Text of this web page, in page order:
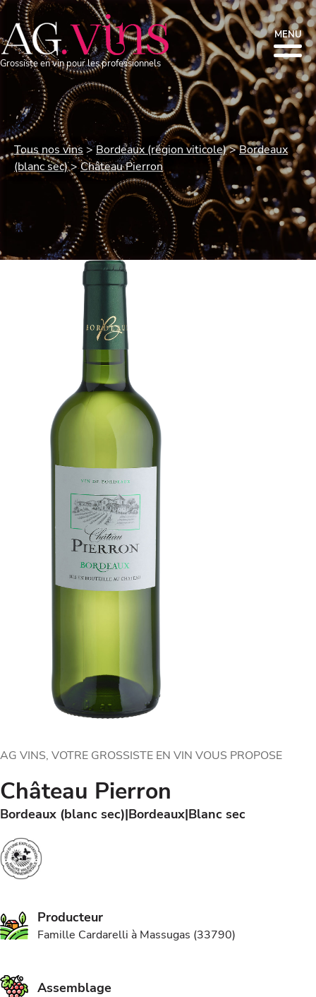
Grossiste en vin pour les professionnels
MENU
Tous nos vins Bordeaux (région viticole)
Bordeaux
(blanc sec)
Château Pierron
AG VINS, VOTRE GROSSISTE EN VIN VOUS PROPOSE
Château Pierron
Bordeaux (blanc sec) Bordeaux Blanc sec
Producteur
Famille Cardarelli à Massugas (33790)
Assemblage